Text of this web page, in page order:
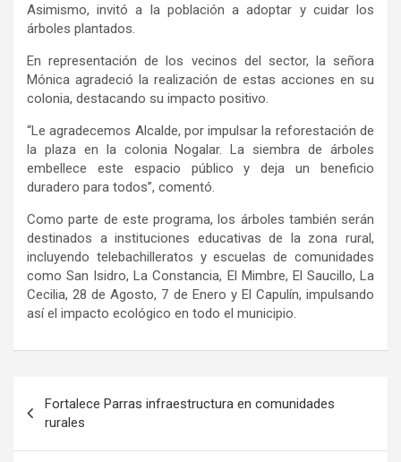
Asimismo, invitó a la población a adoptar y cuidar los
árboles plantados.
En representación de los vecinos del sector, la señora
Mónica agradeció la realización de estas acciones en su
colonia, destacando su impacto positivo.
“Le agradecemos Alcalde, por impulsar la reforestación de
la plaza en la colonia Nogalar. La siembra de árboles
embellece este espacio público y deja un beneficio
duradero para todos”, comentó.
Como parte de este programa, los árboles también serán
destinados a instituciones educativas de la zona rural,
incluyendo telebachilleratos y escuelas de comunidades
como San Isidro, La Constancia, El Mimbre, El Saucillo, La
Cecilia, 28 de Agosto, 7 de Enero y El Capulín, impulsando
así el impacto ecológico en todo el municipio.
de
entradas
Fortalece Parras infraestructura en comunidades
rurales